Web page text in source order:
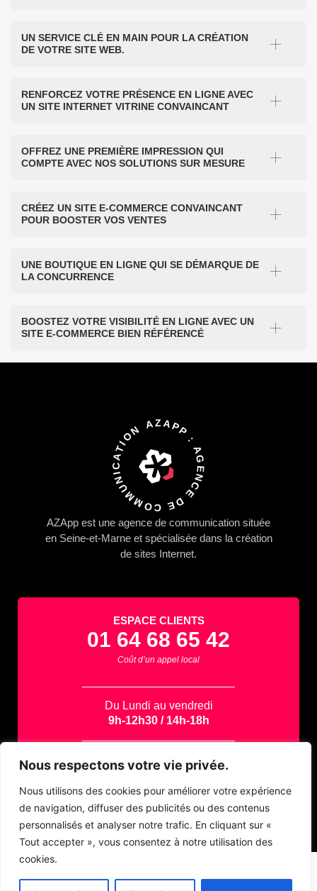
Nous respectons votre vie privée.
Nous utilisons des cookies pour améliorer votre expérience
de navigation, diffuser des publicités ou des contenus
personnalisés et analyser notre trafic. En cliquant sur «
Tout accepter », vous consentez à notre utilisation des
cookies.
UN SERVICE CLÉ EN MAIN POUR LA CRÉATION
DE VOTRE SITE WEB.
RENFORCEZ VOTRE PRÉSENCE EN LIGNE AVEC
UN SITE INTERNET VITRINE CONVAINCANT
OFFREZ UNE PREMIÈRE IMPRESSION QUI
COMPTE AVEC NOS SOLUTIONS SUR MESURE
CRÉEZ UN SITE E-COMMERCE CONVAINCANT
POUR BOOSTER VOS VENTES
UNE BOUTIQUE EN LIGNE QUI SE DÉMARQUE DE
LA CONCURRENCE
BOOSTEZ VOTRE VISIBILITÉ EN LIGNE AVEC UN
SITE E-COMMERCE BIEN RÉFÉRENCÉ
AZAPP : AGENCE DE COMMUNICATION
AZApp est une agence de communication située
en Seine-et-Marne et spécialisée dans la création
de sites Internet.
ESPACE CLIENTS
01 64 68 65 42
Coût d’un appel local
Du Lundi au vendredi
9h-12h30 / 14h-18h
Contactez-nous par email